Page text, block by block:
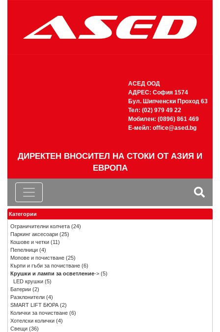
АСЕД ООД
АДРЕС: София 1574
Бул. Шипченски Проход 63
Тел: (02) 979 49 22
Мобилен: (0896) 861 469
Е-мейл: office@ased.bg
ДИРЕКТЕН ВНОСИТЕЛ НА СТОКИ ОТ АЗИЯ И
ЕВРОПА
Категории
Ограничителни колчета (24)
Паркинг аксесоари (25)
Кошове и четки (11)
Пепелници (4)
Мопове и почистване (25)
Кърпи и гъби за почистване (6)
Крушки и лампи за осветление-> (5)
LED крушки (5)
Батерии (2)
Разклонители (4)
SMART LIFT БЮРА(2)
Колички за почистване (6)
Хотелски колички (4)
Свещи (36)